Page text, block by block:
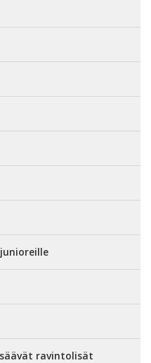
ravintolisät